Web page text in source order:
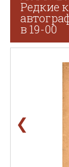
Редкие
в 19-00
❮